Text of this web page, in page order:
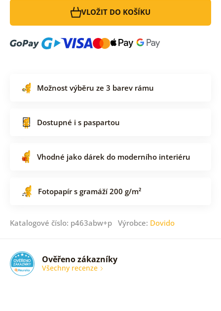
VLOŽIT DO KOŠÍKU
Možnost výběru ze 3 barev rámu
Dostupné i s paspartou
Vhodné jako dárek do moderního interiéru
Fotopapír s gramáží 200 g/m²
Katalogové číslo: p463abw+p Výrobce: Dovido
Ověřeno zákazníky
Všechny recenze